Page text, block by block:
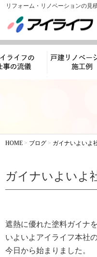
リフォーム・リノベーションの見
HOME> ブログ> ガイナいよいよ
ガイナいよいよ
遮熱に優れた塗料ガイナを
いよいよアイライフ本社
今日から始まりました。